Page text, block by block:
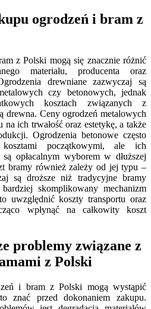
ogrodzeń i bram z
z Polski mogą się znacznie różnić
materiału, producenta oraz
drewniane zazwyczaj są
czy betonowych, jednak
kosztach związanych z
drewna. Ceny ogrodzeń metalowych
ich trwałość oraz estetykę, a także
Ogrodzenia betonowe często
początkowymi, ale ich
opłacalnym wyborem w dłuższej
bramy również zależy od jej typu –
są droższe niż tradycyjne bramy
skomplikowany mechanizm
uwzględnić koszty transportu oraz
wpłynąć na całkowity koszt
problemy związane z
z Polski
i bram z Polski mogą wystąpić
znać przed dokonaniem zakupu.